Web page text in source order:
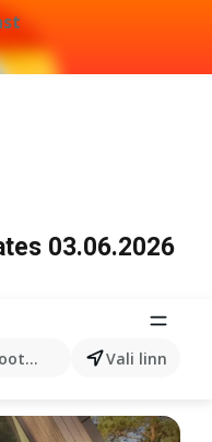
Vali linn
03.06.2026